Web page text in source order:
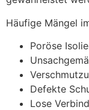
Häufige Mängel
Poröse
Defekte
Lose